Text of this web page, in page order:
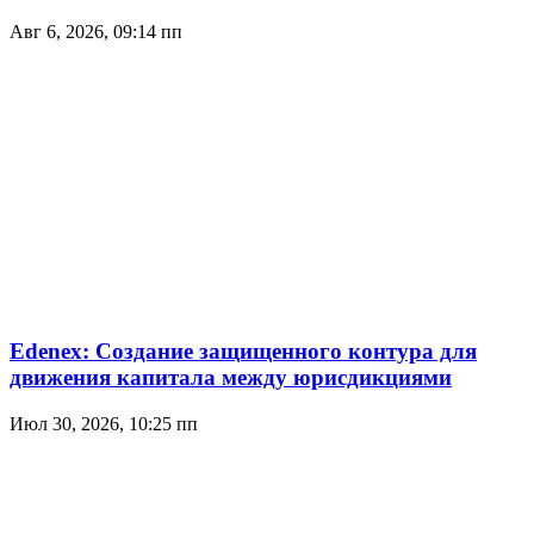
Авг 6, 2026, 09:14 пп
Edenex: Создание защищенного контура для
движения капитала между юрисдикциями
Июл 30, 2026, 10:25 пп